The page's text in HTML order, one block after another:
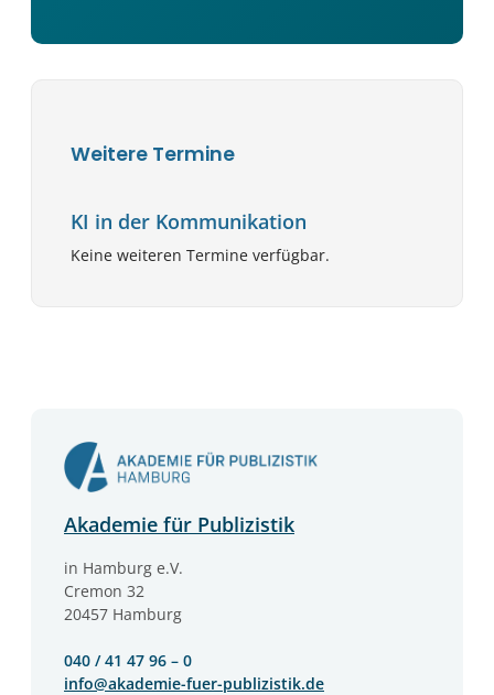
Weitere Termine
KI in der Kommunikation
Keine weiteren Termine verfügbar.
Akademie für Publizistik
in Hamburg e.V.
Cremon 32
20457 Hamburg
040 / 41 47 96 – 0
info@akademie-fuer-publizistik.de